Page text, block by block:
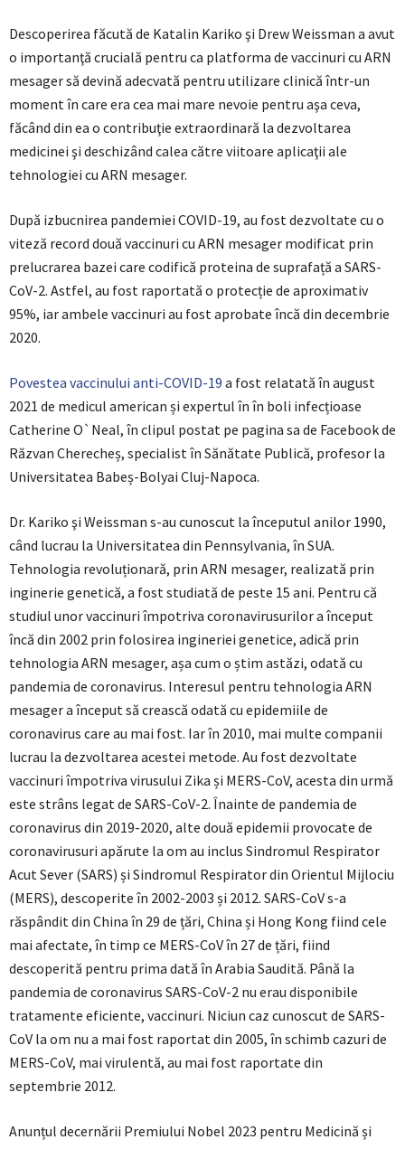
Descoperirea făcută de Katalin Kariko şi Drew Weissman a avut
o importanţă crucială pentru ca platforma de vaccinuri cu ARN
mesager să devină adecvată pentru utilizare clinică într-un
moment în care era cea mai mare nevoie pentru aşa ceva,
făcând din ea o contribuţie extraordinară la dezvoltarea
medicinei şi deschizând calea către viitoare aplicaţii ale
tehnologiei cu ARN mesager.
După izbucnirea pandemiei COVID-19, au fost dezvoltate cu o
viteză record două vaccinuri cu ARN mesager modificat prin
prelucrarea bazei care codifică proteina de suprafață a SARS-
CoV-2. Astfel, au fost raportată o protecție de aproximativ
95%, iar ambele vaccinuri au fost aprobate încă din decembrie
2020.
Povestea vaccinului anti-COVID-19 a fost relatată în august
2021 de medicul american și expertul în în boli infecțioase
Catherine O`Neal, în clipul postat pe pagina sa de Facebook de
Răzvan Cherecheș, specialist în Sănătate Publică, profesor la
Universitatea Babeș-Bolyai Cluj-Napoca.
Dr. Kariko şi Weissman s-au cunoscut la începutul anilor 1990,
când lucrau la Universitatea din Pennsylvania, în SUA.
Tehnologia revoluționară, prin ARN mesager, realizată prin
inginerie genetică, a fost studiată de peste 15 ani. Pentru că
studiul unor vaccinuri împotriva coronavirusurilor a început
încă din 2002 prin folosirea ingineriei genetice, adică prin
tehnologia ARN mesager, așa cum o știm astăzi, odată cu
pandemia de coronavirus. Interesul pentru tehnologia ARN
mesager a început să crească odată cu epidemiile de
coronavirus care au mai fost. Iar în 2010, mai multe companii
lucrau la dezvoltarea acestei metode. Au fost dezvoltate
vaccinuri împotriva virusului Zika și MERS-CoV, acesta din urmă
este strâns legat de SARS-CoV-2. Înainte de pandemia de
coronavirus din 2019-2020, alte două epidemii provocate de
coronavirusuri apărute la om au inclus Sindromul Respirator
Acut Sever (SARS) și Sindromul Respirator din Orientul Mijlociu
(MERS), descoperite în 2002-2003 și 2012. SARS-CoV s-a
răspândit din China în 29 de țări, China și Hong Kong fiind cele
mai afectate, în timp ce MERS-CoV în 27 de țări, fiind
descoperită pentru prima dată în Arabia Saudită. Până la
pandemia de coronavirus SARS-CoV-2 nu erau disponibile
tratamente eficiente, vaccinuri. Niciun caz cunoscut de SARS-
CoV la om nu a mai fost raportat din 2005, în schimb cazuri de
MERS-CoV, mai virulentă, au mai fost raportate din
septembrie 2012.
Anunțul decernării Premiului Nobel 2023 pentru Medicină și